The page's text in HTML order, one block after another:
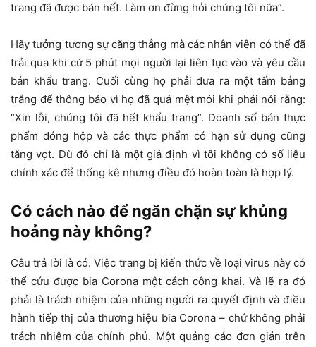
trang đã được bán hết. Làm ơn đừng hỏi chúng tôi nữa”.
Hãy tưởng tượng sự căng thẳng mà các nhân viên có thể đã
trải qua khi cứ 5 phút mọi người lại liên tục vào và yêu cầu
bán khẩu trang. Cuối cùng họ phải đưa ra một tấm bảng
trắng để thông báo vì họ đã quá mệt mỏi khi phải nói rằng:
“Xin lỗi, chúng tôi đã hết khẩu trang”. Doanh số bán thực
phẩm đóng hộp và các thực phẩm có hạn sử dụng cũng
tăng vọt. Dù đó chỉ là một giả định vì tôi không có số liệu
chính xác để thống kê nhưng điều đó hoàn toàn là hợp lý.
Có cách nào để ngăn chặn sự khủng
hoảng này không?
Câu trả lời là có. Việc trang bị kiến thức về loại virus này có
thể cứu được bia Corona một cách công khai. Và lẽ ra đó
phải là trách nhiệm của những người ra quyết định và điều
hành tiếp thị của thương hiệu bia Corona – chứ không phải
trách nhiệm của chính phủ. Một quảng cáo đơn giản trên